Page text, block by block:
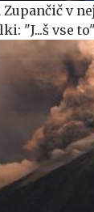
v
"J...š vse to"